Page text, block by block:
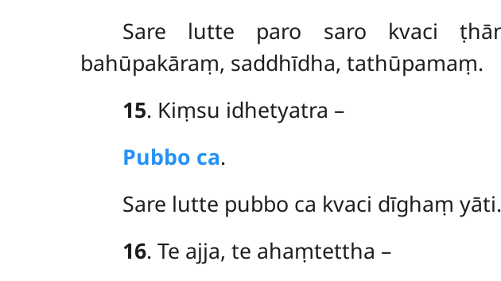
Sare lutte paro saro kvaci
bahūpakāraṃ, saddhīdha, tathūpamaṃ.
15. Kiṃsu idhetyatra –
Pubbo ca.
Sare lutte pubbo ca kvaci dīghaṃ
16. Te ajja, te ahaṃtettha –